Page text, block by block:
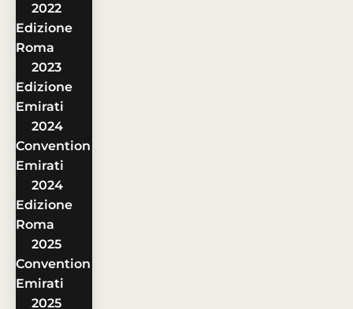
2022
Edizione
Roma
2023
Edizione
Emirati
2024
Convention
Emirati
2024
Edizione
Roma
2025
Convention
Emirati
2025